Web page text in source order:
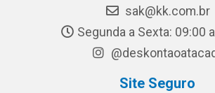
sak@kk.com.br
Segunda a Sexta: 09:00
Site Seguro